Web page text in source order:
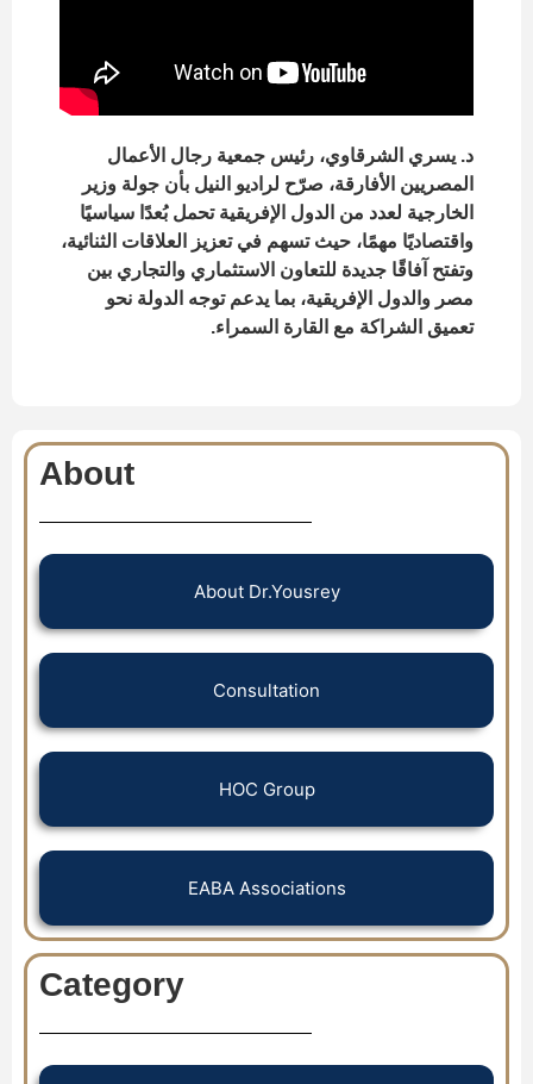
About
About Dr.Yousrey
Consultation
HOC Group
EABA Associations
Category
د. يسري الشرقاوي، رئيس جمعية رجال الأعمال
المصريين الأفارقة، صرّح لراديو النيل بأن جولة وزير
الخارجية لعدد من الدول الإفريقية تحمل بُعدًا سياسيًا
واقتصاديًا مهمًا، حيث تسهم في تعزيز العلاقات الثنائية،
وتفتح آفاقًا جديدة للتعاون الاستثماري والتجاري بين
مصر والدول الإفريقية، بما يدعم توجه الدولة نحو
تعميق الشراكة مع القارة السمراء.